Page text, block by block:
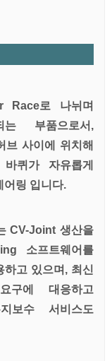
Race로 나뉘며
는 부품으로서,
브 사이에 위치해
퀴가 자유롭게
어링 입니다.
CV-Joint 생산을
소프트웨어를
하고 있으며, 최신
구에 대응하고
보수 서비스도